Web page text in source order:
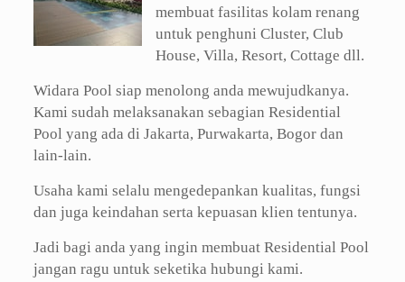
membuat fasilitas kolam renang
untuk penghuni Cluster, Club
House, Villa, Resort, Cottage dll.
Widara Pool siap menolong anda mewujudkanya.
Kami sudah melaksanakan sebagian Residential
Pool yang ada di Jakarta, Purwakarta, Bogor dan
lain-lain.
Usaha kami selalu mengedepankan kualitas, fungsi
dan juga keindahan serta kepuasan klien tentunya.
Jadi bagi anda yang ingin membuat Residential Pool
jangan ragu untuk seketika hubungi kami.